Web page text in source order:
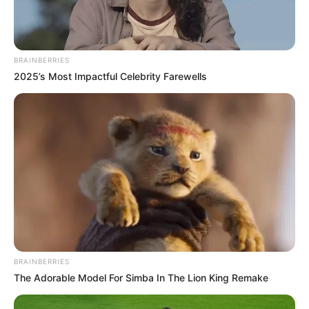
Notre Coup de Poker:
3 GUEPARD DE TILLARD
Le Bruit d’écurie:2 GRAZY
Qui sait pour un beau Couplé combiné en 3 chevaux
Gagnant et/ou Placé.
…
Découvrez le Cheval du jour
BRAINBERRIES
2025’s Most Impactful Celebrity Farewells
BRAINBERRIES
The Adorable Model For Simba In The Lion King Remake